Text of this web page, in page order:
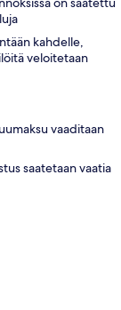
kahdelle,
veloitetaan
vaaditaan
saatetaan vaatia